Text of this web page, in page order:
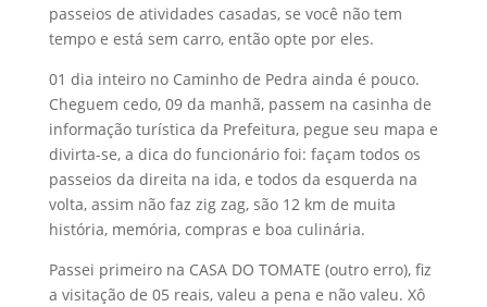
passeios de atividades casadas, se você não tem
tempo e está sem carro, então opte por eles.
01 dia inteiro no Caminho de Pedra ainda é pouco.
Cheguem cedo, 09 da manhã, passem na casinha de
informação turística da Prefeitura, pegue seu mapa e
divirta-se, a dica do funcionário foi: façam todos os
passeios da direita na ida, e todos da esquerda na
volta, assim não faz zig zag, são 12 km de muita
história, memória, compras e boa culinária.
Passei primeiro na CASA DO TOMATE (outro erro), fiz
a visitação de 05 reais, valeu a pena e não valeu. Xô